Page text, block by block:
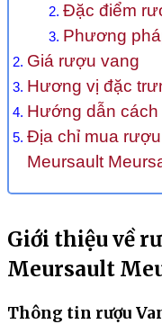
Đặc điểm
Phương
Giá rượu vang
Hương vị đặc
Hướng dẫn
Địa chỉ mua
Meursault
Giới thiệu về
Meursault
Thông tin rượu